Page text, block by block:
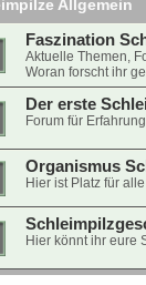
Allgemein
Faszination
Aktuelle Themen,
Woran forscht ihr
Der erste
Forum für
Organismus
Hier ist Platz für
Hier könnt ihr eure